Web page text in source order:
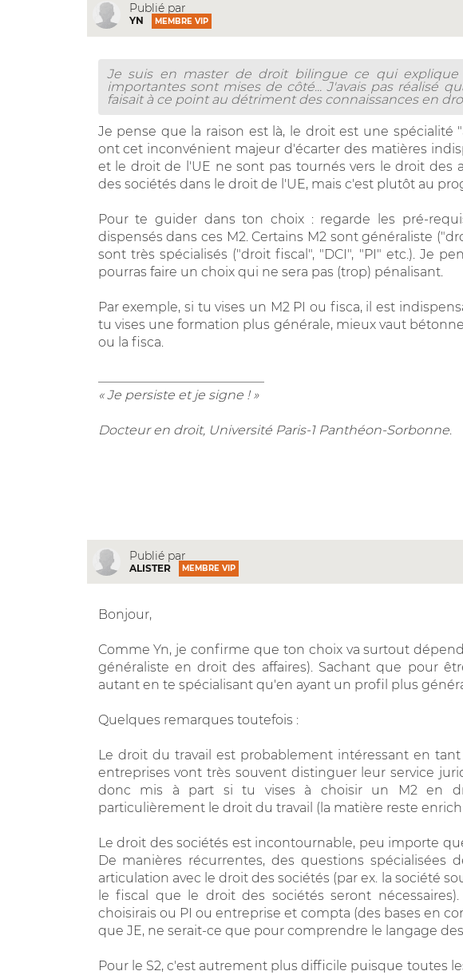
Publié par
YN MEMBRE VIP
Je suis en master de droit bilingue ce qui
importantes sont mises de côté... J'avais pas réalisé
faisait à ce point au détriment des connaissances en
Je pense que la raison est là, le droit est une spécialité
ont cet inconvénient majeur d'écarter des matières
et le droit de l'UE ne sont pas tournés vers le droit des
des sociétés dans le droit de l'UE, mais c'est plutôt au
Pour te guider dans ton choix : regarde les pré-
dispensés dans ces M2. Certains M2 sont généraliste
sont très spécialisés ("droit fiscal", "DCI", "PI" etc.). Je
pourras faire un choix qui ne sera pas (trop) pénalisant.
Par exemple, si tu vises un M2 PI ou fisca, il est
tu vises une formation plus générale, mieux vaut
ou la fisca.
« Je persiste et je signe ! »
Docteur en droit, Université Paris-1 Panthéon-Sorbonne.
Publié par
ALISTER MEMBRE VIP
Bonjour,
Comme Yn, je confirme que ton choix va surtout
généraliste en droit des affaires). Sachant que pour
autant en te spécialisant qu'en ayant un profil plus
Quelques remarques toutefois :
Le droit du travail est probablement intéressant en
entreprises vont très souvent distinguer leur service
donc mis à part si tu vises à choisir un M2 en
particulièrement le droit du travail (la matière reste
Le droit des sociétés est incontournable, peu importe
De manières récurrentes, des questions spécialisées
articulation avec le droit des sociétés (par ex. la société
le fiscal que le droit des sociétés seront
choisirais ou PI ou entreprise et compta (des bases en
que JE, ne serait-ce que pour comprendre le langage
Pour le S2, c'est autrement plus difficile puisque toutes